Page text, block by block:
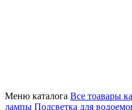
Меню каталога Все тоавары
лампы Подсветка для